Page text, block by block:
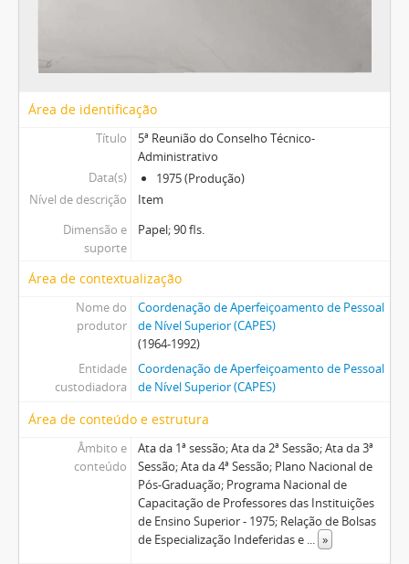
Área de identificação
Título
5ª Reunião do Conselho Técnico-
Administrativo
Data(s)
1975 (Produção)
Nível de descrição
Item
Dimensão e
suporte
Papel; 90 fls.
Área de contextualização
Nome do
produtor
Coordenação de Aperfeiçoamento de Pessoal
de Nível Superior (CAPES)
(1964-1992)
Entidade
custodiadora
Coordenação de Aperfeiçoamento de Pessoal
de Nível Superior (CAPES)
Área de conteúdo e estrutura
Âmbito e
conteúdo
Ata da 1ª sessão; Ata da 2ª Sessão; Ata da 3ª
Sessão; Ata da 4ª Sessão; Plano Nacional de
Pós-Graduação; Programa Nacional de
Capacitação de Professores das Instituições
de Ensino Superior - 1975; Relação de Bolsas
de Especialização Indeferidas e ... »